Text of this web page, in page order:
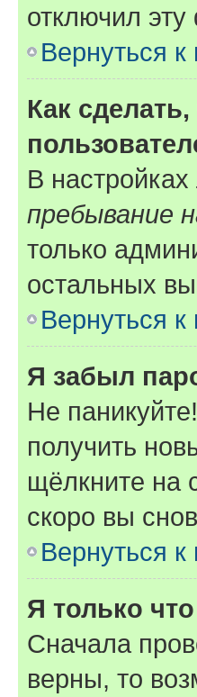
отключил
Вернуться к
Как
В
пребывание
только
остальных
Вернуться к
Я забыл
Не
получить
щёлкните на
скоро вы
Вернуться к
Я только
Сначала
верны, то